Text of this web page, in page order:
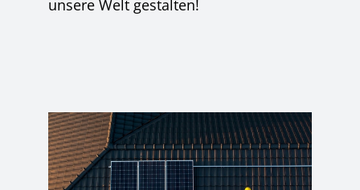
unsere Welt gestalten!